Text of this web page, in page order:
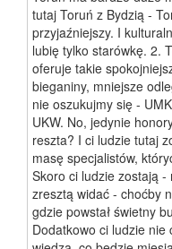
tutaj Toruń z Bydzią -
przyjaźniejszy. I
lubię tylko starówkę. 2.
oferuje takie
bieganiny, mniejsze
nie oszukujmy się -
UKW. No, jedynie
reszta? I ci ludzie tutaj
masę specjalistów,
Skoro ci ludzie zostają -
zresztą widać - choćby
gdzie powstał świetny
Dodatkowo ci ludzie